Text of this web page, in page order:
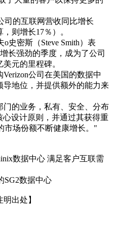
司的互联网营收同比增长
则增长17％）。
史密斯（Steve Smith）表
长强劲的季度，成为了公司
元的里程碑。
公司在美国的数据中
地位，并提供额外的能力来
门的业务，私有、安全、分布
设计原则，并通过其获得重
市场份额不断健康增长。"
数据中心 满足客户互联需
数据中心
出处】